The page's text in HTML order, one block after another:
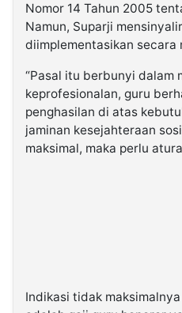
Nomor 14 Tahun 2005
Namun, Suparji
diimplementasikan secara
“Pasal itu berbunyi dalam
keprofesionalan, guru
penghasilan di atas
jaminan kesejahteraan
maksimal, maka perlu
Indikasi tidak